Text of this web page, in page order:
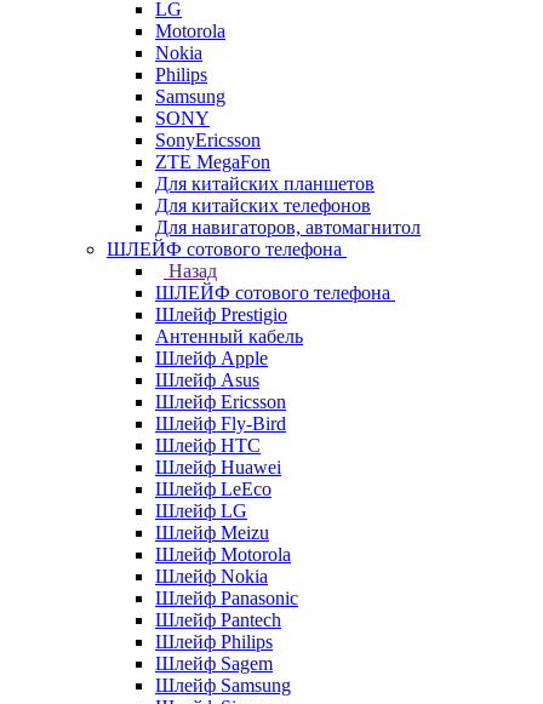
LG
Motorola
Nokia
Philips
Samsung
SONY
SonyEricsson
ZTE MegaFon
Для китайских планшетов
Для китайских телефонов
Для навигаторов, автомагнитол
ШЛЕЙФ сотового телефона
Назад
ШЛЕЙФ сотового телефона
Шлейф Prestigio
Антенный кабель
Шлейф Apple
Шлейф Asus
Шлейф Ericsson
Шлейф Fly-Bird
Шлейф HTC
Шлейф Huawei
Шлейф LeEco
Шлейф LG
Шлейф Meizu
Шлейф Motorola
Шлейф Nokia
Шлейф Panasonic
Шлейф Pantech
Шлейф Philips
Шлейф Sagem
Шлейф Samsung